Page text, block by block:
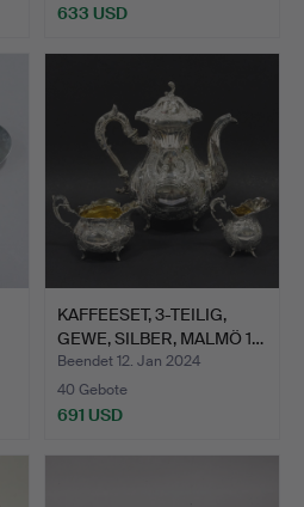
633 USD
KAFFEESET, 3-TEILIG,
GEWE, SILBER, MALMÖ 1…
Beendet 12. Jan 2024
40 Gebote
691 USD